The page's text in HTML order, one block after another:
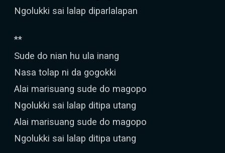
Ngolukki sai lalap diparlalapan
**
Sude do nian hu ula inang
Nasa tolap ni da gogokki
Alai marisuang sude do magopo
Ngolukki sai lalap ditipa utang
Alai marisuang sude do magopo
Ngolukki sai lalap ditipa utang